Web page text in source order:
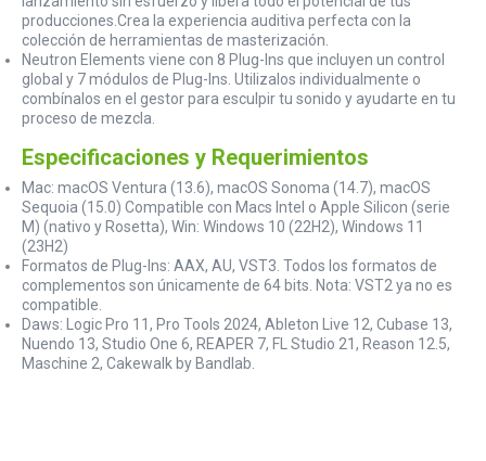
producciones.Crea la experiencia auditiva perfecta con la
colección de herramientas de masterización.
Neutron Elements viene con 8 Plug-Ins que incluyen un control
global y 7 módulos de Plug-Ins. Utilizalos individualmente o
combínalos en el gestor para esculpir tu sonido y ayudarte en tu
proceso de mezcla.
Especificaciones y Requerimientos
Mac: macOS Ventura (13.6), macOS Sonoma (14.7), macOS
Sequoia (15.0) Compatible con Macs Intel o Apple Silicon (serie
M) (nativo y Rosetta), Win: Windows 10 (22H2), Windows 11
(23H2)
Formatos de Plug-Ins: AAX, AU, VST3. Todos los formatos de
complementos son únicamente de 64 bits. Nota: VST2 ya no es
compatible.
Daws: Logic Pro 11, Pro Tools 2024, Ableton Live 12, Cubase 13,
Nuendo 13, Studio One 6, REAPER 7, FL Studio 21, Reason 12.5,
Maschine 2, Cakewalk by Bandlab.